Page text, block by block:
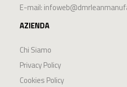
E-mail:
AZIENDA
Chi Siamo
Privacy Policy
Cookies Policy